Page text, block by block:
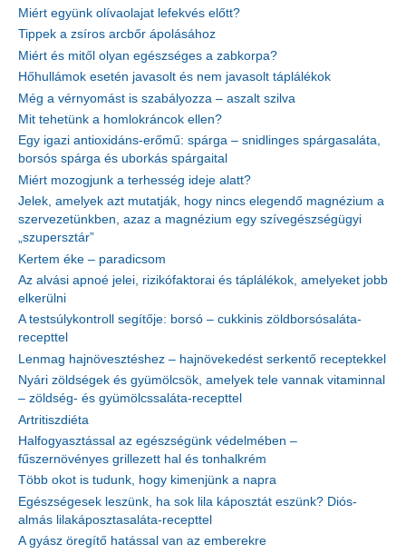
Miért együnk olívaolajat lefekvés előtt?
Tippek a zsíros arcbőr ápolásához
Miért és mitől olyan egészséges a zabkorpa?
Hőhullámok esetén javasolt és nem javasolt táplálékok
Még a vérnyomást is szabályozza – aszalt szilva
Mit tehetünk a homlokráncok ellen?
Egy igazi antioxidáns-erőmű: spárga – snidlinges spárgasaláta,
borsós spárga és uborkás spárgaital
Miért mozogjunk a terhesség ideje alatt?
Jelek, amelyek azt mutatják, hogy nincs elegendő magnézium a
szervezetünkben, azaz a magnézium egy szívegészségügyi
„szupersztár”
Kertem éke – paradicsom
Az alvási apnoé jelei, rizikófaktorai és táplálékok, amelyeket jobb
elkerülni
A testsúlykontroll segítője: borsó – cukkinis zöldborsósaláta-
recepttel
Lenmag hajnövesztéshez – hajnövekedést serkentő receptekkel
Nyári zöldségek és gyümölcsök, amelyek tele vannak vitaminnal
– zöldség- és gyümölcssaláta-recepttel
Artritiszdiéta
Halfogyasztással az egészségünk védelmében –
fűszernövényes grillezett hal és tonhalkrém
Több okot is tudunk, hogy kimenjünk a napra
Egészségesek leszünk, ha sok lila káposztát eszünk? Diós-
almás lilakáposztasaláta-recepttel
A gyász öregítő hatással van az emberekre